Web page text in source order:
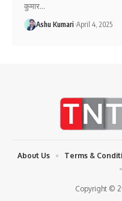
कुमार…
Ashu Kumari April 4, 2025
Copyright ©
About Us Terms &